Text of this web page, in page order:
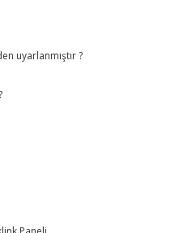
uyarlanmıştır ?